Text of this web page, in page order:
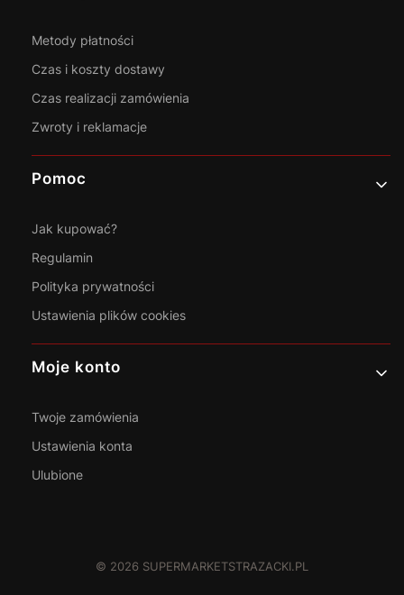
Metody płatności
Czas i koszty dostawy
Czas realizacji zamówienia
Zwroty i reklamacje
Pomoc
Jak kupować?
Regulamin
Polityka prywatności
Ustawienia plików cookies
Moje konto
Twoje zamówienia
Ustawienia konta
Ulubione
© 2026 SUPERMARKETSTRAZACKI.PL